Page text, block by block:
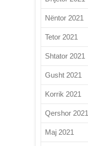
Nëntor 2021
Tetor 2021
Shtator 2021
Gusht 2021
Korrik 2021
Qershor 2021
Maj 2021